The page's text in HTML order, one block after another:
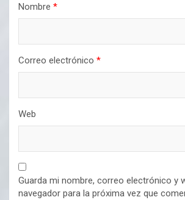
Nombre *
Correo electrónico *
Web
Guarda mi nombre, correo electrónico y
navegador para la próxima vez que